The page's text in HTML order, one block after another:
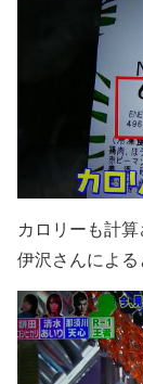
カロリーも計算
伊沢さんによる